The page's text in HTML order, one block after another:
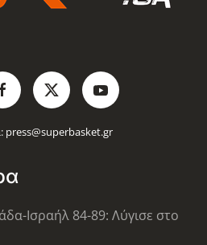
press@superbasket.gr
Ισραήλ 84-89: Λύγισε στο